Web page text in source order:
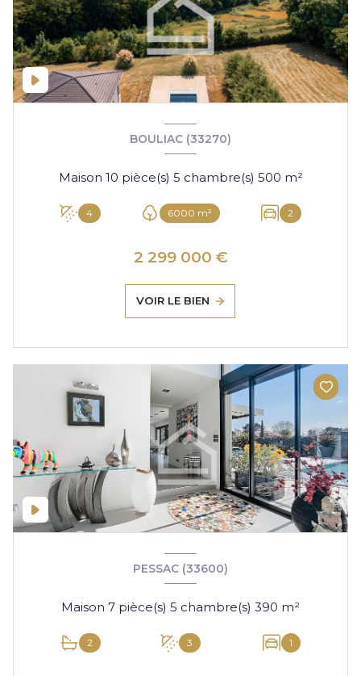
BOULIAC (33270)
Maison 10 pièce(s) 5 chambre(s) 500 m²
4 6000 m² 2
2 299 000 €
VOIR LE BIEN
PESSAC (33600)
Maison 7 pièce(s) 5 chambre(s) 390 m²
2 3 1